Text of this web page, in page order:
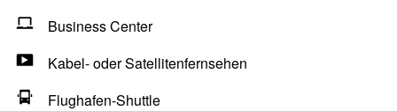
Business Center
Kabel- oder Satellitenfernsehen
Flughafen-Shuttle